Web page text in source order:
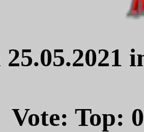
25.05.2021
Vote: Top: 0